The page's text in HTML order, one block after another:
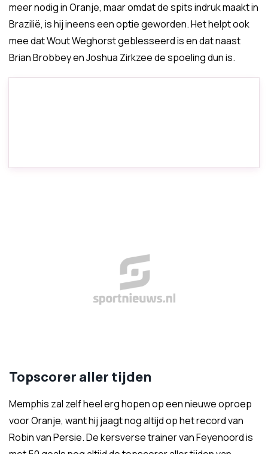
meer nodig in Oranje, maar omdat de spits indruk maakt in
Brazilië, is hij ineens een optie geworden. Het helpt ook
mee dat Wout Weghorst geblesseerd is en dat naast
Brian Brobbey en Joshua Zirkzee de spoeling dun is.
Topscorer aller tijden
Memphis zal zelf heel erg hopen op een nieuwe oproep
voor Oranje, want hij jaagt nog altijd op het record van
Robin van Persie. De kersverse trainer van Feyenoord is